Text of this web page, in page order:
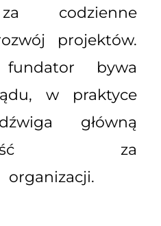
codzienne
projektów.
bywa
w praktyce
główną
za